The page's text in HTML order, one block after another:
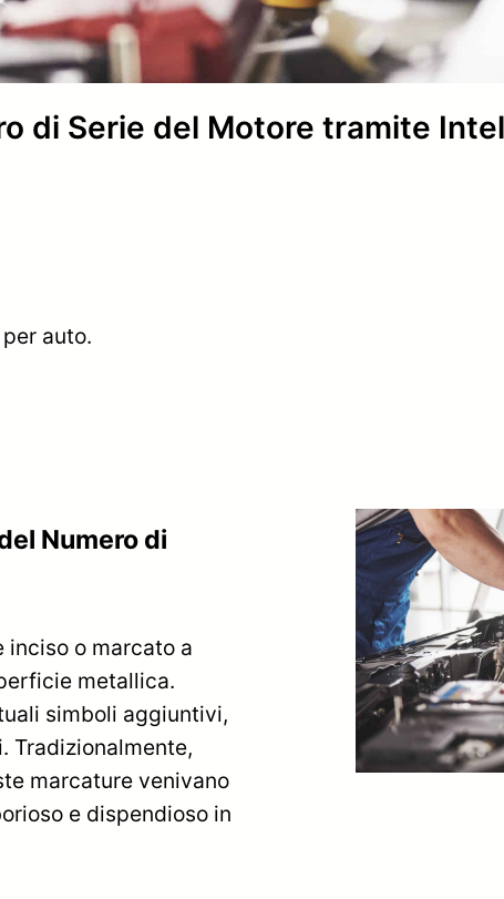
di Serie del Motore tramite
auto.
Numero di
inciso o marcato a
metallica.
simboli aggiuntivi,
Tradizionalmente,
marcature venivano
e dispendioso in